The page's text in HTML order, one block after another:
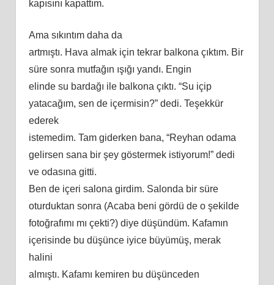
kapısını kapattım.
Ama sıkıntım daha da
artmıştı. Hava almak için tekrar balkona çıktım. Bir
süre sonra mutfağın ışığı yandı. Engin
elinde su bardağı ile balkona çıktı. “Su içip
yatacağım, sen de içermisin?” dedi. Teşekkür
ederek
istemedim. Tamgiderken bana, “Reyhan odama
gelirsen sana bir şey göstermek istiyorum!” dedi
ve odasına gitti.
Ben de içeri salona girdim. Salonda bir süre
oturduktan sonra (Acaba beni gördü de o şekilde
fotoğrafımı mı çekti?) diye düşündüm. Kafamın
içerisinde bu düşünce iyice büyümüş, merak
halini
almıştı. Kafamı kemiren bu düşünceden